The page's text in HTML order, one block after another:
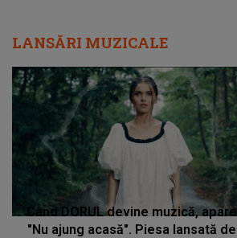
LANSĂRI MUZICALE
Când DORUL devine muzică, apare
"Nu ajung acasă". Piesa lansată de